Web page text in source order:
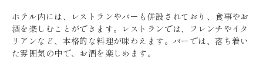
ホテル内には、レストランやバーも併設されており、食事やお
酒を楽しむことができます。レストランでは、フレンチやイタ
リアンなど、本格的な料理が味わえます。バーでは、落ち着い
た雰囲気の中で、お酒を楽しめます。